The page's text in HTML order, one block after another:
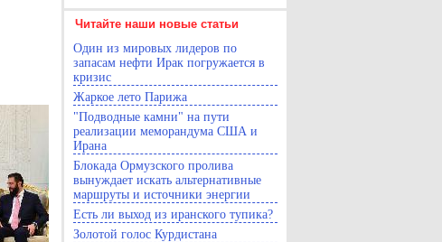
Читайте наши новые статьи
Один из мировых лидеров по
запасам нефти Ирак погружается в
кризис
Жаркое лето Парижа
"Подводные камни" на пути
реализации меморандума США и
Ирана
Блокада Ормузского пролива
вынуждает искать альтернативные
маршруты и источники энергии
Есть ли выход из иранского тупика?
Золотой голос Курдистана